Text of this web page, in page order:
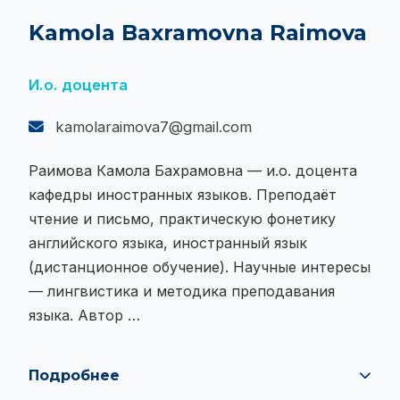
Kamola Baxramovna Raimova
И.о. доцента
kamolaraimova7@gmail.com
Раимова Камола Бахрамовна — и.о. доцента
кафедры иностранных языков. Преподаёт
чтение и письмо, практическую фонетику
английского языка, иностранный язык
(дистанционное обучение). Научные интересы
— лингвистика и методика преподавания
языка. Автор …
Подробнее